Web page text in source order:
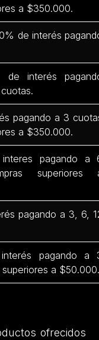
a $350.000.
de interés
de interés
pagando a 3
a $350.000.
pagando a
superiores
pagando a 3, 6,
pagando a
a
ofrecidos